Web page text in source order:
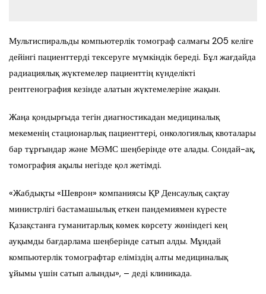
Мультиспиральды компьютерлік томограф салмағы 205 келіге
дейінгі пациенттерді тексеруге мүмкіндік береді. Бұл жағдайда
радиациялық жүктемелер пациенттің күнделікті
рентгенография кезінде алатын жүктемелеріне жақын.
Жаңа қондырғыда тегін диагностикадан медициналық
мекеменің стационарлық пациенттері, онкологиялық квоталары
бар тұрғындар және МӘМС шеңберінде өте алады. Сондай-ақ,
томография ақылы негізде қол жетімді.
«Жабдықты «Шеврон» компаниясы ҚР Денсаулық сақтау
министрлігі бастамашылық еткен пандемиямен күресте
Қазақстанға гуманитарлық көмек көрсету жөніндегі кең
ауқымды бағдарлама шеңберінде сатып алды. Мұндай
компьютерлік томографтар еліміздің алты медициналық
ұйымы үшін сатып алынды», – деді клиникада.